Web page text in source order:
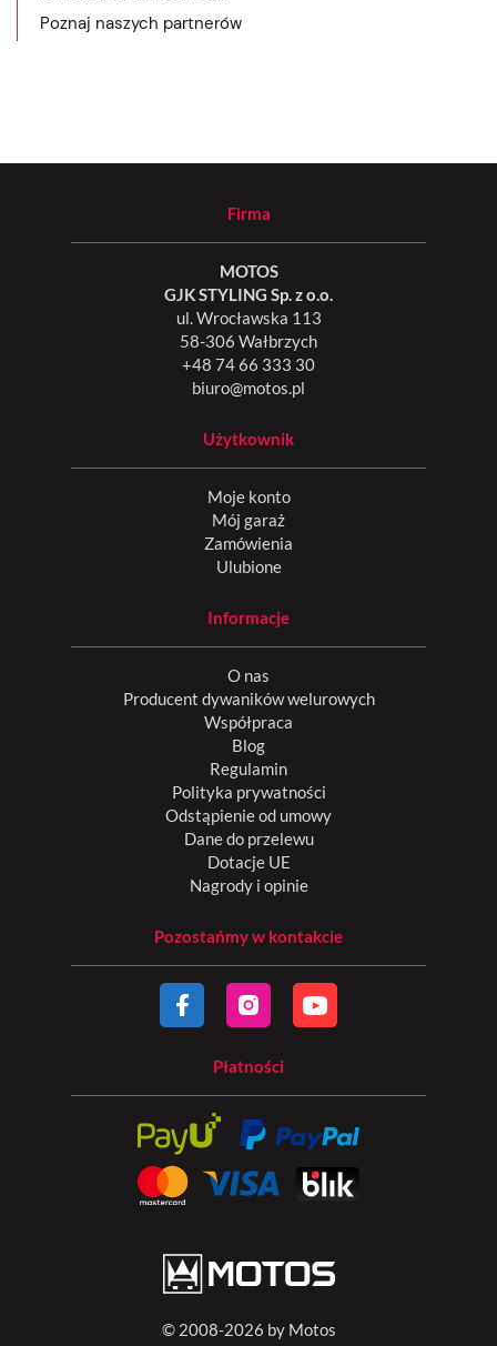
Poznaj naszych partnerów
© 2008-2026 by Motos
Firma
MOTOS
GJK STYLING Sp. z o.o.
ul. Wrocławska 113
58-306 Wałbrzych
+48 74 66 333 30
biuro@motos.pl
Użytkownik
Moje konto
Mój garaż
Zamówienia
Ulubione
Informacje
O nas
Producent dywaników welurowych
Współpraca
Blog
Regulamin
Polityka prywatności
Odstąpienie od umowy
Dane do przelewu
Dotacje UE
Nagrody i opinie
Pozostańmy w kontakcie
Płatności